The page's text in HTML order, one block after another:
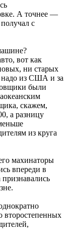
А точнее —
с
вот как
ни старых
надо из США и за
были
скажем,
а разницу
из круга
махинаторы
впереди в
второстепенных